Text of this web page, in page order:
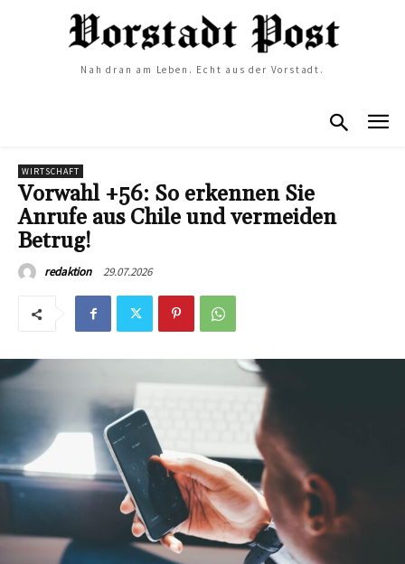
Nah dran am Leben. Echt aus der Vorstadt.
WIRTSCHAFT
Vorwahl +56: So erkennen Sie
Anrufe aus Chile und vermeiden
Betrug!
redaktion 29.07.2026